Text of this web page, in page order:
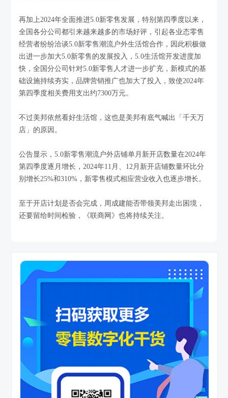
再加上2024年全面推进5.0新零售发展，特别第四季度以来，
全国各分公司都引来越来越多的市场好评，引起各业态零售
经营者纷纷洽谈5.0新零售潮流户外生活馆合作，因此积极做
出进一步加大5.0新零售的发展投入，5.0生活馆开发进度加
快，全国分公司针对5.0新零售人才进一步扩充，新模式的基
础设施持续夯实，品牌营销推广也加大了投入，致使2024年
第四季度相关费用支出约7300万元。
不过美邦依然看好生活馆，这也是美邦有底气喊出「千天万
店」的原因。
公告显示，5.0新零售潮流户外店铺单月新开店数量在2024年
第四季度逐月增长，2024年11月、12月新开店铺数量环比分
别增长25%和310%，新零售模式相应营业收入也逐步增长。
至于开店计划是否会完成，周成建能否带领美邦走出困境，
还要留给时间检验，《联商网》也将持续关注。